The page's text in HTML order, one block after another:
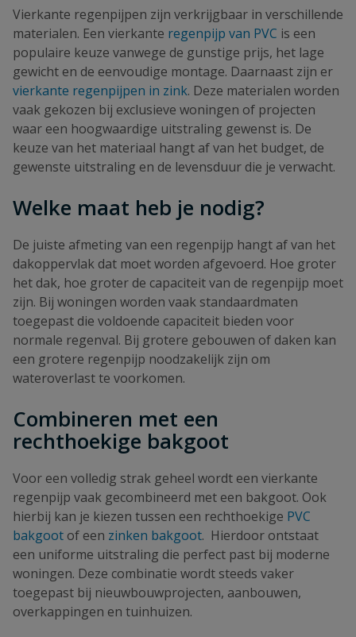
Vierkante regenpijpen zijn verkrijgbaar in verschillende
materialen. Een vierkante regenpijp van PVC is een
populaire keuze vanwege de gunstige prijs, het lage
gewicht en de eenvoudige montage. Daarnaast zijn er
vierkante regenpijpen in zink. Deze materialen worden
vaak gekozen bij exclusieve woningen of projecten
waar een hoogwaardige uitstraling gewenst is. De
keuze van het materiaal hangt af van het budget, de
gewenste uitstraling en de levensduur die je verwacht.
Welke maat heb je nodig?
De juiste afmeting van een regenpijp hangt af van het
dakoppervlak dat moet worden afgevoerd. Hoe groter
het dak, hoe groter de capaciteit van de regenpijp moet
zijn. Bij woningen worden vaak standaardmaten
toegepast die voldoende capaciteit bieden voor
normale regenval. Bij grotere gebouwen of daken kan
een grotere regenpijp noodzakelijk zijn om
wateroverlast te voorkomen.
Combineren met een
rechthoekige bakgoot
Voor een volledig strak geheel wordt een vierkante
regenpijp vaak gecombineerd met een bakgoot. Ook
hierbij kan je kiezen tussen een rechthoekige PVC
bakgoot of een zinken bakgoot. Hierdoor ontstaat
een uniforme uitstraling die perfect past bij moderne
woningen. Deze combinatie wordt steeds vaker
toegepast bij nieuwbouwprojecten, aanbouwen,
overkappingen en tuinhuizen.